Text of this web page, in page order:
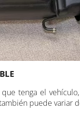
tenga el
puede variar